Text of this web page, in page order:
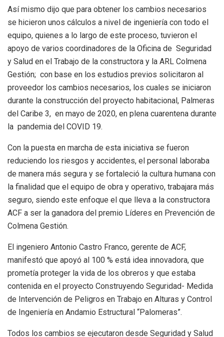
Así mismo dijo que para obtener los cambios necesarios
se hicieron unos cálculos a nivel de ingeniería con todo el
equipo, quienes a lo largo de este proceso, tuvieron el
apoyo de varios coordinadores de la Oficina de Seguridad
y Salud en el Trabajo de la constructora y la ARL Colmena
Gestión; con base en los estudios previos solicitaron al
proveedor los cambios necesarios, los cuales se iniciaron
durante la construcción del proyecto habitacional, Palmeras
del Caribe 3, en mayo de 2020, en plena cuarentena durante
la pandemia del COVID 19.
Con la puesta en marcha de esta iniciativa se fueron
reduciendo los riesgos y accidentes, el personal laboraba
de manera más segura y se fortaleció la cultura humana con
la finalidad que el equipo de obra y operativo, trabajara más
seguro, siendo este enfoque el que lleva a la constructora
ACF a ser la ganadora del premio Líderes en Prevención de
Colmena Gestión.
El ingeniero Antonio Castro Franco, gerente de ACF,
manifestó que apoyó al 100 % está idea innovadora, que
prometía proteger la vida de los obreros y que estaba
contenida en el proyecto Construyendo Seguridad- Medida
de Intervención de Peligros en Trabajo en Alturas y Control
de Ingeniería en Andamio Estructural “Palomeras”.
Todos los cambios se ejecutaron desde Seguridad y Salud